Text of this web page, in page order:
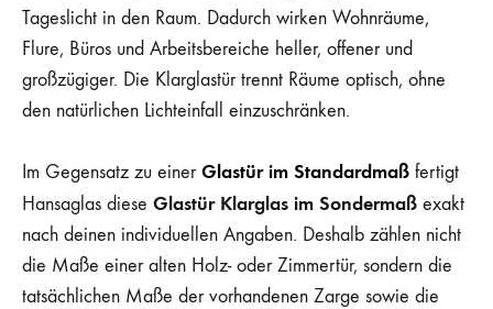
Tageslicht in den Raum. Dadurch wirken Wohnräume,
Flure, Büros und Arbeitsbereiche heller, offener und
großzügiger. Die Klarglastür trennt Räume optisch, ohne
den natürlichen Lichteinfall einzuschränken.
Im Gegensatz zu einerGlastür im Standardmaß fertigt
Hansaglas diese Glastür Klarglas im Sondermaß exakt
nach deinen individuellen Angaben. Deshalb zählen nicht
die Maße einer alten Holz- oder Zimmertür, sondern die
tatsächlichen Maße der vorhandenen Zarge sowie die